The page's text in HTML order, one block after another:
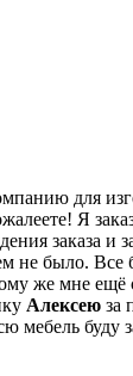
для
Я
заказа и
не было. Все
же мне ещё
Алексею за
мебель буду